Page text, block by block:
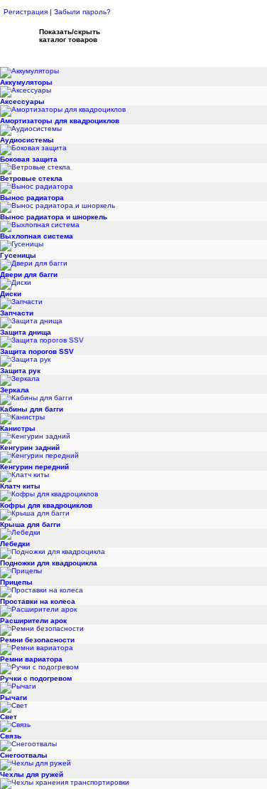
Регистрация
Забыли пароль?
Показать/скрыть
каталог товаров
Аккумуляторы
Аксессуары
Амортизаторы для квадроциклов
Аудиосистемы
Боковая защита
Ветровые стекла
Вынос радиатора
Вынос радиатора и шноркель
Выхлопная система
Гусеницы
Двери для багги
Диски
Запчасти
Защита днища
Защита порогов SSV
Защита рук
Зеркала
Кабины для багги
Канистры
Кенгурин задний
Кенгурин передний
Клатч киты
Кофры для квадроциклов
Крыша для багги
Лебедки
Подножки для квадроцикла
Прицепы
Проставки на колеса
Расширители арок
Ремни безопасности
Ремни вариатора
Ручки с подогревом
Рычаги
Свет
Связь
Снегоотвалы
Чехлы для ружей